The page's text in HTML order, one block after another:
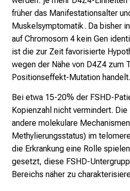
früher das Manifestationsalter
Muskelsymptomatik. Da bisher
auf Chromosom 4 kein Gen
ist die zur Zeit favorisierte
wegen der Nähe von D4Z4 zum
Positionseffekt-Mutation handelt.
Bei etwa 15-20% der FSHD-
Kopienzahl nicht vermindert.
andere molekulare
Methylierungsstatus) im
die Erkrankung eine Rolle
gesetzt, diese FSHD-
Bereichs näher zu